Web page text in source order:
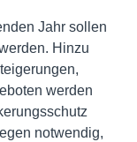
Jahr sollen
Hinzu
werden
notwendig,